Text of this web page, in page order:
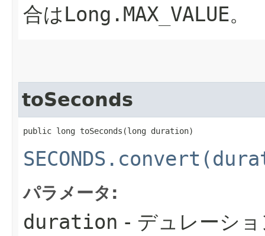
合はLong.MAX_VALUE。
toSeconds
public long toSeconds​(long duration)
パラメータ:
duration - デュレーシ